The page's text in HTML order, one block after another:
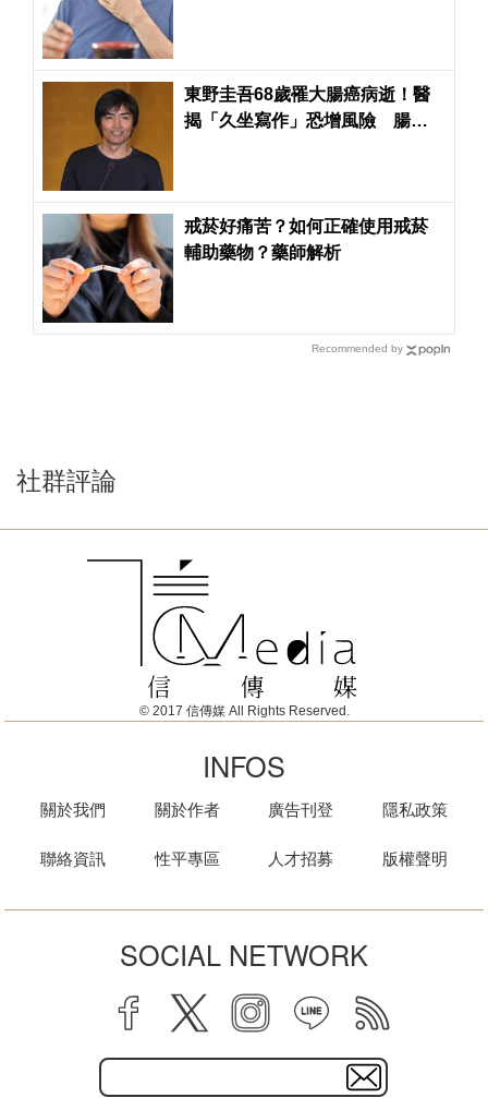
東野圭吾68歲罹大腸癌病逝！醫
揭「久坐寫作」恐增風險 腸道
戒菸好痛苦？如何正確使用戒菸
輔助藥物？藥師解析
Recommended by
社群評論
© 2017 信傳媒 All Rights Reserved.
INFOS
關於我們
聯絡資訊
關於作者
性平專區
廣告刊登
人才招募
隱私政策
版權聲明
SOCIAL NETWORK
facebook twitter instagram